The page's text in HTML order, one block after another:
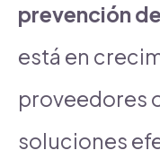
prevención
está en
proveedores
soluciones